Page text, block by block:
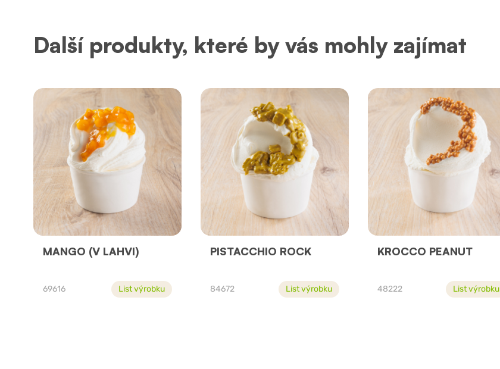
Další produkty, které by vás mohly zajímat
MANGO (V LAHVI)
69616 List výrobku
PISTACCHIO ROCK
84672 List výrobku
KROCCO PEANUT
48222 List výrobku